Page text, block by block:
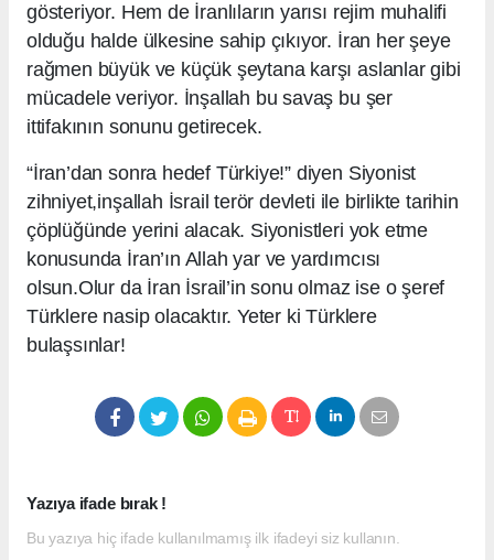
gösteriyor. Hem de İranlıların yarısı rejim muhalifi
olduğu halde ülkesine sahip çıkıyor. İran her şeye
rağmen büyük ve küçük şeytana karşı aslanlar gibi
mücadele veriyor. İnşallah bu savaş bu şer
ittifakının sonunu getirecek.
“İran’dan sonra hedef Türkiye!” diyen Siyonist
zihniyet,inşallah İsrail terör devleti ile birlikte tarihin
çöplüğünde yerini alacak. Siyonistleri yok etme
konusunda İran’ın Allah yar ve yardımcısı
olsun.Olur da İran İsrail’in sonu olmaz ise o şeref
Türklere nasip olacaktır. Yeter ki Türklere
bulaşsınlar!
Yazıya ifade bırak !
Bu yazıya hiç ifade kullanılmamış ilk ifadeyi siz kullanın.